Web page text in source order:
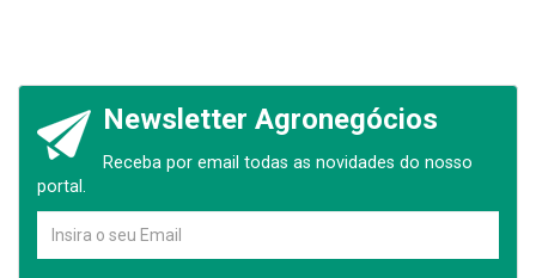
Newsletter Agronegócios
Receba por email todas as novidades do nosso
portal.